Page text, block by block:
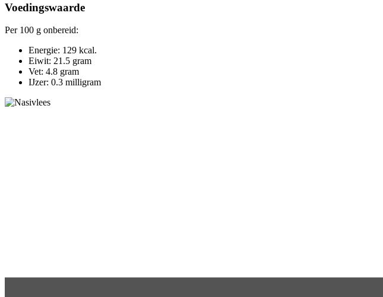
Voedingswaarde
Per 100 g onbereid:
Energie: 129 kcal.
Eiwit: 21.5 gram
Vet: 4.8 gram
IJzer: 0.3 milligram